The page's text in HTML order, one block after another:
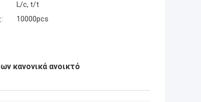
L/c, t/t
10000pcs
κανονικά ανοικτό